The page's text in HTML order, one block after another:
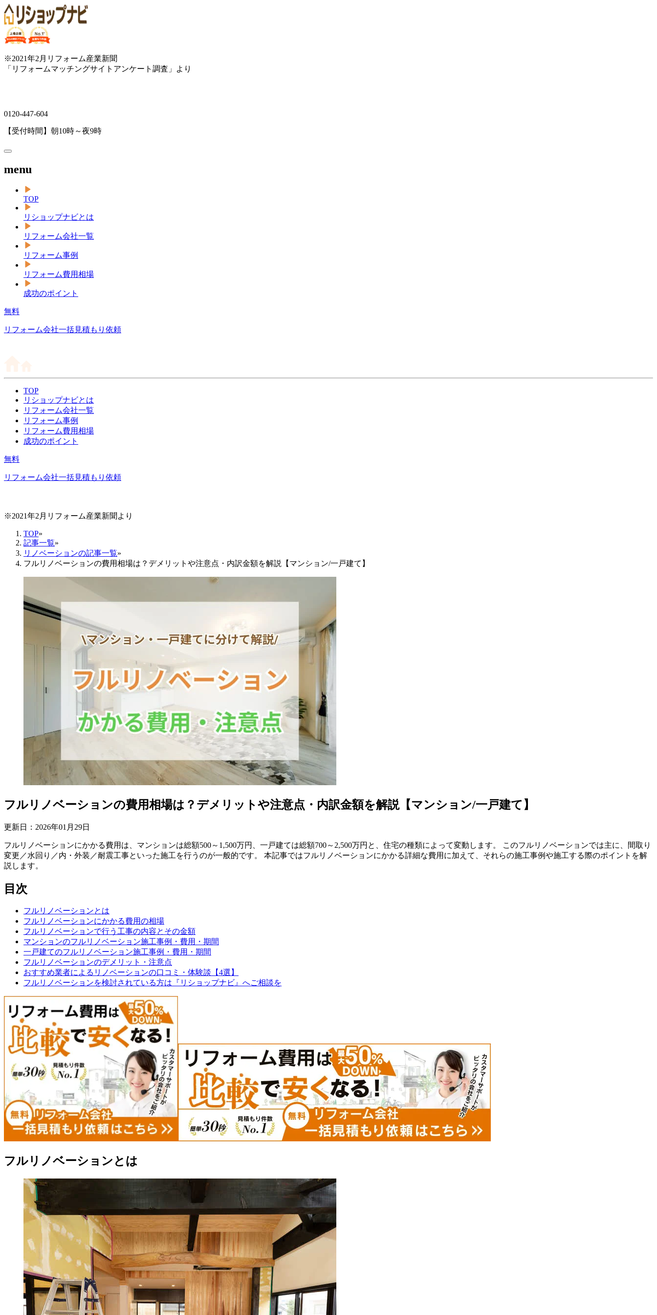
※2021年2月リフォーム産業新聞
「リフォームマッチングサイトアンケート調査」より
0120-447-604
【受付時間】朝10時～夜9時
menu
TOP
リショップナビとは
リフォーム会社一覧
リフォーム事例
リフォーム費用相場
成功のポイント
無料
リフォーム会社一括見積もり依頼
TOP
リショップナビとは
リフォーム会社一覧
リフォーム事例
リフォーム費用相場
成功のポイント
無料
リフォーム会社一括見積もり依頼
※2021年2月リフォーム産業新聞より
TOP»
記事一覧»
リノベーションの記事一覧»
フルリノベーションの費用相場は？デメリットや注意点・内訳金額を解説【マンション/一戸建て】
フルリノベーションの費用相場は？デメリットや注意点・内訳金額を解説【マンション/一戸建て】
更新日： 2026年01 月 29日
フルリノベーションにかかる費用は、マンションは総額500～1,500万円、一戸建ては総額700～2,500万円と、住宅の種類によって変動します。 このフルリノベーションでは主に、間取り
変更／水回り／内・外装／耐震工事といった施工を行うのが一般的です。 本記事ではフルリノベーションにかかる詳細な費用に加えて、それらの施工事例や施工する際のポイントを解
説します。
目次
フルリノベーションとは
フルリノベーションにかかる費用の相場
フルリノベーションで行う工事の内容とその金額
マンションのフルリノベーション施工事例・費用・期間
一戸建てのフルリノベーション施工事例・費用・期間
フルリノベーションのデメリット・注意点
おすすめ業者によるリノベーションの口コミ・体験談【4選】
フルリノベーションを検討されている方は『リショップナビ』へご相談を
フルリノベーションとは